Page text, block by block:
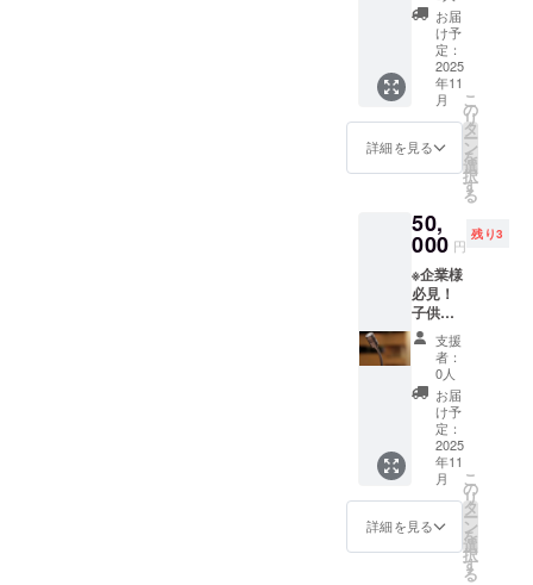
kuruma
_tabiか
ら引用
※旬の食
材を提
供する
ため内
容は季
節によ
り若干
ます ※
お食事
のお召
し上が
りいた
だける
最終の
お時間
は、20
時まで
とさせ
ていた
だきま
から随
時、
メール
で招待
状を送
やニッ
クネー
ムを添
えさせ
ていた
だきま
ニック
ネーム
望され
る場合
はその
旨記入
くださ
い。
随時、
メール
をさせ
ていた
収録時
間：3〜
5分間
・提供
を記載
させて
いただ
きます
・提供
方法：
メール
にURL
を記載
しま
す。
DVDを
送付し
す。
購入
は、こ
セー
ジ】 感
謝の気
持ちを
込め
て、お
礼の
メッ
す それ
に写真
（動
画）を
付けて
メール
で送り
ます 11
月から
随時、
メール
をさせ
ていた
だきま
時間：
3〜5分
プレゼ
ントす
ること
ができ
ます 子
どもた
ちがプ
レゼン
トして
いただ
ゴール
の前に
立ち写
真（練
習風景
の動
画）を
撮りま
礼の
メッ
セー
ジ】 感
謝の気
持ちを
込め
て、お
お届
け予
定：
2025
年11
月
詳細を見る
こ
の
リ
タ
ー
ン
を
選
択
す
る
50,
000 円
残り3
※企業様
必見！
子供達
に講義
してい
ただけ
ます 子
供達に
伝えた
い事が
ある方
は、是
非、支
援して
くださ
い 自分
支援
者：
0人
お届
け予
定：
2025
年11
月
詳細を見る
こ
の
リ
タ
ー
ン
を
選
択
す
る